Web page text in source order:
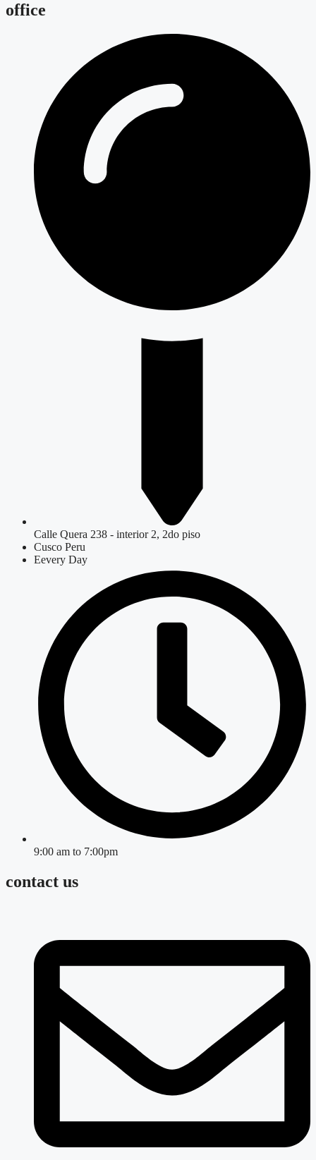
office
Calle Quera 238 - interior 2, 2do piso
Cusco Peru
Eevery Day
9:00 am to 7:00pm
contact us